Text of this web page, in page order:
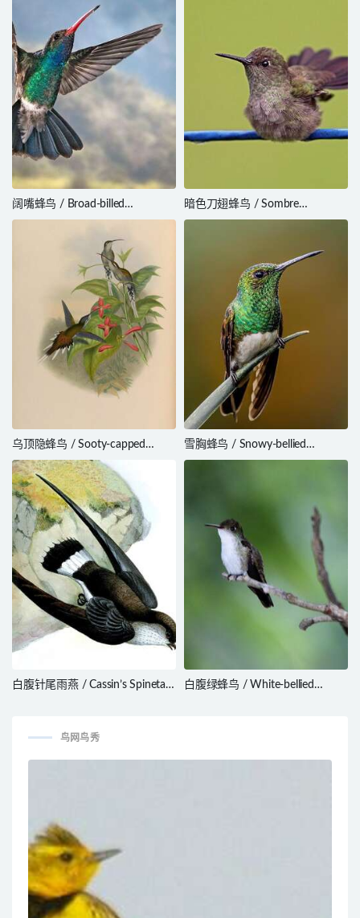
阔嘴蜂鸟 / Broad-billed
Hummingbird / Cynanthus
暗色刀翅蜂鸟 / Sombre
Hummingbird / Eupetomena
乌顶隐蜂鸟 / Sooty-capped
Hermit / Phaethornis augusti
雪胸蜂鸟 / Snowy-bellied
Hummingbird / Saucerottia
白腹针尾雨燕 / Cassin’s Spinetail
白腹绿蜂鸟 / White-bellied
鸟网鸟秀